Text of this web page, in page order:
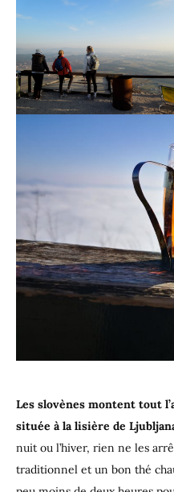
Les slovènes montent tout
située à la lisière de
nuit ou l’hiver, rien ne les
traditionnel et un bon thé